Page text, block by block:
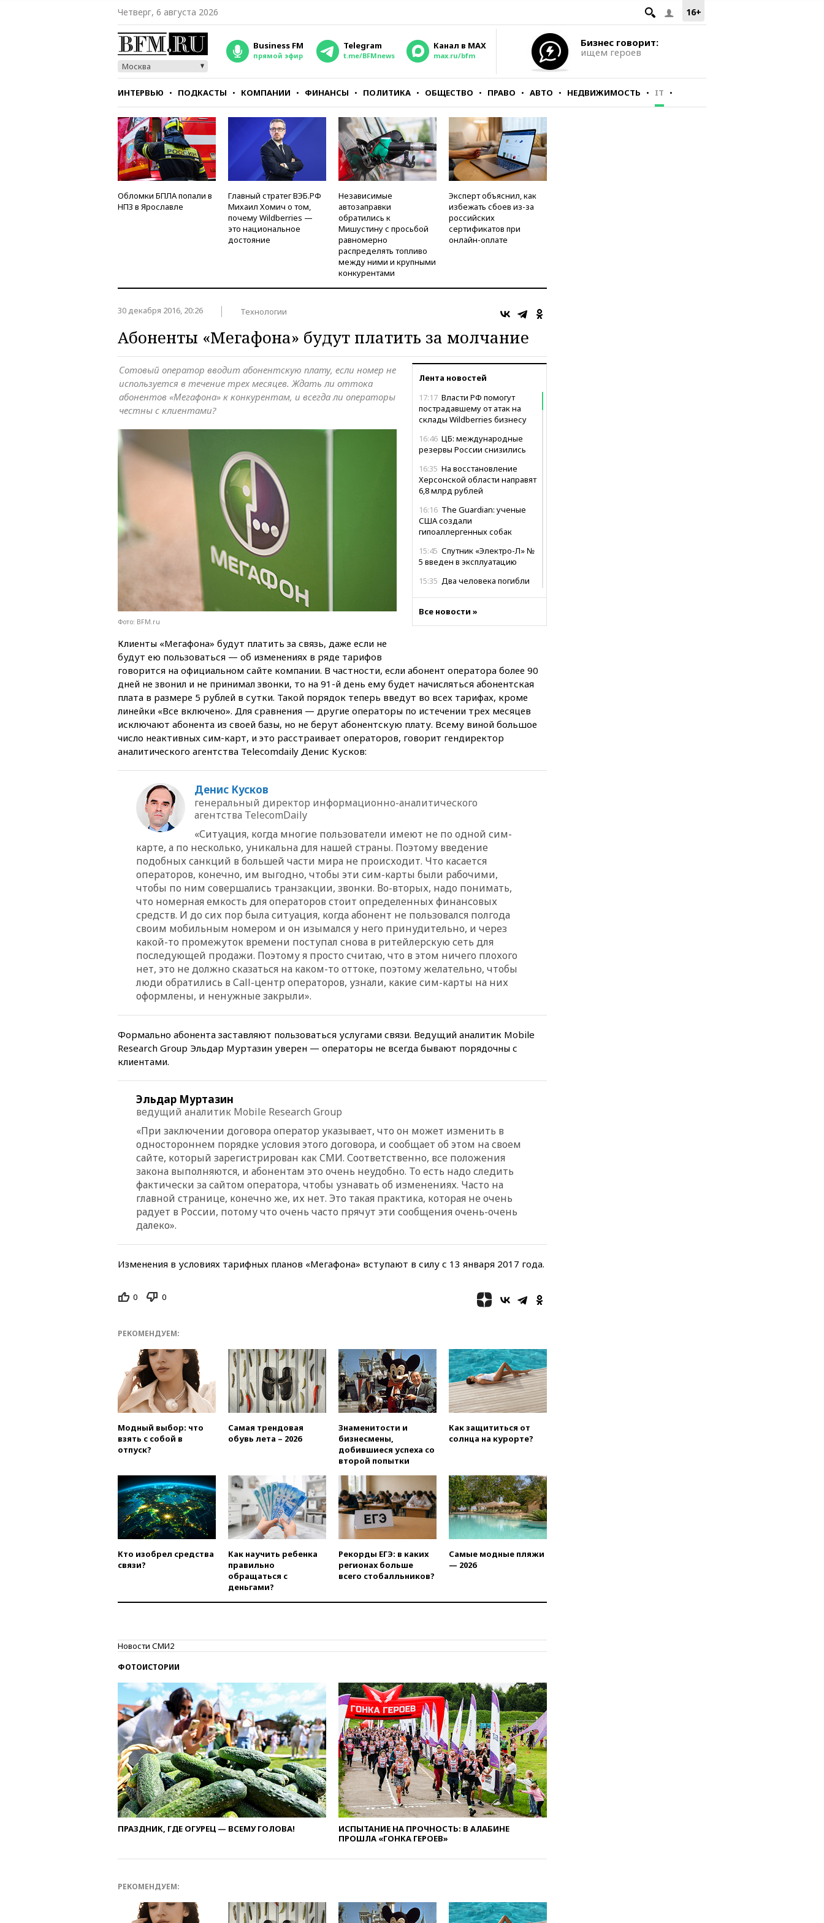
16+
Четверг, 6 августа 2026
Москва
Business FM
прямой эфир
Telegram
t.me/BFMnews
Канал в MAX
max.ru/bfm
Бизнес говорит:
ищем героев
ИНТЕРВЬЮ ПОДКАСТЫ КОМПАНИИ ФИНАНСЫ ПОЛИТИКА ОБЩЕСТВО ПРАВО АВТО НЕДВИЖИМОСТЬ IT
СТИЛЬ ТЕСТЫ
Обломки БПЛА попали в
НПЗ в Ярославле
Главный стратег ВЭБ.РФ
Михаил Хомич о том,
почему Wildberries —
это национальное
достояние
Независимые
автозаправки
обратились к
Мишустину с просьбой
равномерно
распределять топливо
между ними и крупными
конкурентами
Эксперт объяснил, как
избежать сбоев из-за
российских
сертификатов при
онлайн-оплате
30 декабря 2016, 20:26 Технологии
Абоненты «Мегафона» будут платить за молчание
Лента новостей
17:17 Власти РФ помогут
пострадавшему от атак на
склады Wildberries бизнесу
16:46 ЦБ: международные
резервы России снизились
16:35 На восстановление
Херсонской области направят
6,8 млрд рублей
16:16 The Guardian: ученые
США создали
гипоаллергенных собак
15:45 Спутник «Электро-Л» №
5 введен в эксплуатацию
15:35 Два человека погибли
нанести ущерб экономике в
размере €800 млрд
14:49 Пентагон озаботился
критикой Трампа по поводу
дефицита боеприпасов
14:40
В Германии задержан
в России
произошел в рунете
14:14 «Ведомости»: Озон банк
не пострадает от британских
санкций
13:58Медведев назвал
Японию вассалом США
13:45В Петербурге достроили
новый тоннель зеленой ветки
метро
13:38В эфире «Радиостанции
Судного дня» прозвучали три
сообщения
автомобиля на толпу в Омске
13:19WP: Трамп определился
13:13СК возбудил дело по
ударе ВСУ по складу
пострадали пять человек
12:44 МВД: число
преступлений, связанных с
отмыванием денег, достигло
рекордного показателя
12:40В Подмосковье
12:22 В России с 1 сентября
общественный транспорт
Иран и Оман
11:58
Politico: США
восстановили обмен
разведданными с Украиной
11:58
Великобритания
расширила санкции против
В Ярославской области
обломки БПЛА упали в
МИД России ответил на
критику мэра Хиросимы в
годовщину ядерной
бомбардировки
Оверчук заявил о
России и Армении на две
Джанни Инфантино сумел
кишечную палочку в бургерах
пяти популярных сетей
10:19СКР рассматривает три
основные версии
произошедшего с Cessna-182
10:18 В Приморье задержаны
подростки, планировавшие
теракт на объекте Росгвардии
09:59The Spectator:
отсутствие ракет для Patriot у
Украины приведет к
поражению Киева
09:54МВД Германии:
инцидент с дроном в
аэропорту Лейпцига —
Wildberries
09:18
В Ярославской области
Все новости »
Сотовый оператор вводит абонентскую плату, если номер не
используется в течение трех месяцев. Ждать ли оттока
абонентов «Мегафона» к конкурентам, и всегда ли операторы
честны с клиентами?
Фото: BFM.ru
Клиенты «Мегафона» будут платить за связь, даже если не
будут ею пользоваться — об изменениях в ряде тарифов
говорится на официальном сайте компании. В частности, если абонент оператора более 90
дней не звонил и не принимал звонки, то на 91-й день ему будет начисляться абонентская
плата в размере 5 рублей в сутки. Такой порядок теперь введут во всех тарифах, кроме
линейки «Все включено». Для сравнения — другие операторы по истечении трех месяцев
исключают абонента из своей базы, но не берут абонентскую плату. Всему виной большое
число неактивных сим-карт, и это расстраивает операторов, говорит гендиректор
аналитического агентства Telecomdaily Денис Кусков:
Денис Кусков
генеральный директор информационно-аналитического
агентства TelecomDaily
«Ситуация, когда многие пользователи имеют не по одной сим-
карте, а по несколько, уникальна для нашей страны. Поэтому введение
подобных санкций в большей части мира не происходит. Что касается
операторов, конечно, им выгодно, чтобы эти сим-карты были рабочими,
чтобы по ним совершались транзакции, звонки. Во-вторых, надо понимать,
что номерная емкость для операторов стоит определенных финансовых
средств. И до сих пор была ситуация, когда абонент не пользовался полгода
своим мобильным номером и он изымался у него принудительно, и через
какой-то промежуток времени поступал снова в ритейлерскую сеть для
последующей продажи. Поэтому я просто считаю, что в этом ничего плохого
нет, это не должно сказаться на каком-то оттоке, поэтому желательно, чтобы
люди обратились в Call-центр операторов, узнали, какие сим-карты на них
оформлены, и ненужные закрыли».
Формально абонента заставляют пользоваться услугами связи. Ведущий аналитик Mobile
Research Group Эльдар Муртазин уверен — операторы не всегда бывают порядочны с
клиентами.
Эльдар Муртазин
ведущий аналитик Mobile Research Group
«При заключении договора оператор указывает, что он может изменить в
одностороннем порядке условия этого договора, и сообщает об этом на своем
сайте, который зарегистрирован как СМИ. Соответственно, все положения
закона выполняются, и абонентам это очень неудобно. То есть надо следить
фактически за сайтом оператора, чтобы узнавать об изменениях. Часто на
главной странице, конечно же, их нет. Это такая практика, которая не очень
радует в России, потому что очень часто прячут эти сообщения очень-очень
далеко».
Изменения в условиях тарифных планов «Мегафона» вступают в силу с 13 января 2017 года.
0 0
РЕКОМЕНДУЕМ:
Модный выбор: что
взять с собой в
отпуск?
Самая трендовая
обувь лета – 2026
Знаменитости и
бизнесмены,
добившиеся успеха со
второй попытки
Как защититься от
солнца на курорте?
Кто изобрел средства
связи?
Как научить ребенка
правильно
обращаться с
деньгами?
Рекорды ЕГЭ: в каких
регионах больше
всего стобалльников?
Самые модные пляжи
— 2026
Новости СМИ2
ФОТОИСТОРИИ
ПРАЗДНИК, ГДЕ ОГУРЕЦ — ВСЕМУ ГОЛОВА!
ИСПЫТАНИЕ НА ПРОЧНОСТЬ: В АЛАБИНЕ
ПРОШЛА «ГОНКА ГЕРОЕВ»
РЕКОМЕНДУЕМ: